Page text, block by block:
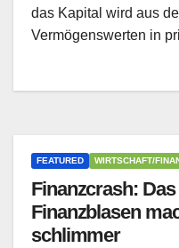
das Kapital wird aus
Vermögenswerten in
FEATURED WIRTSCHAFT/
Finanzcrash:
Finanzblasen
schlimmer